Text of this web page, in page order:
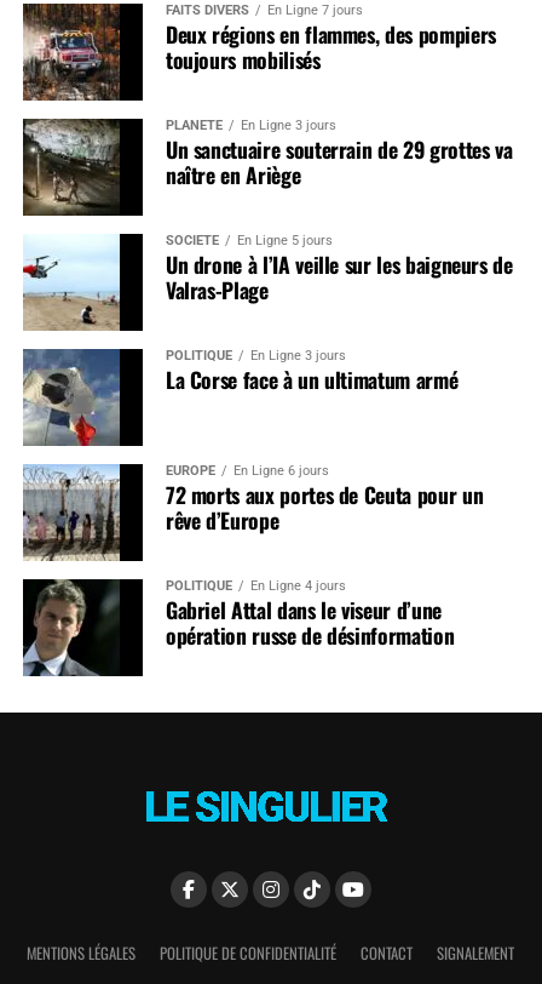
FAITS DIVERS En Ligne 7 jours
Deux régions en flammes, des pompiers
toujours mobilisés
PLANÈTE En Ligne 3 jours
Un sanctuaire souterrain de 29 grottes va
naître en Ariège
SOCIÉTÉ En Ligne 5 jours
Un drone à l’IA veille sur les baigneurs de
Valras-Plage
POLITIQUE En Ligne 3 jours
La Corse face à un ultimatum armé
EUROPE En Ligne 6 jours
72 morts aux portes de Ceuta pour un
rêve d’Europe
POLITIQUE En Ligne 4 jours
Gabriel Attal dans le viseur d’une
opération russe de désinformation
MENTIONS LÉGALES POLITIQUE DE CONFIDENTIALITÉ CONTACT SIGNALEMENT